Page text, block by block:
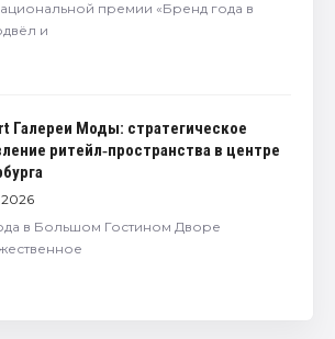
премии «Бренд года в
и
Галереи Моды: стратегическое
ритейл‑пространства в центре
в Большом Гостином Дворе